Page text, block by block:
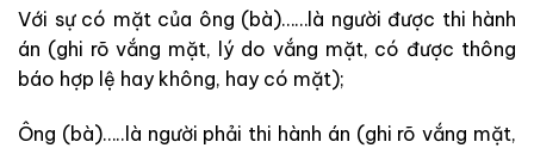
Với sự có mặt của ông (bà)……là người được thi hành
án (ghi rõ vắng mặt, lý do vắng mặt, có được thông
báo hợp lệ hay không, hay có mặt);
Ông (bà)…..là người phải thi hành án (ghi rõ vắng mặt,